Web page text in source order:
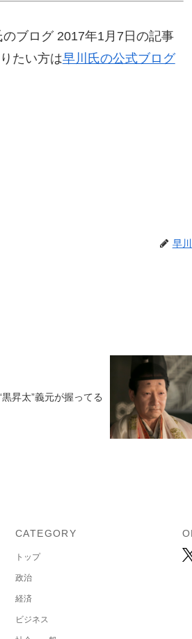
ブログ 2017年1月7日の記事
たい方は早川氏の公式ブログ
早
黒昇太”義元が握ってる
CATEGORY
トップ
政治
経済
ビジネス